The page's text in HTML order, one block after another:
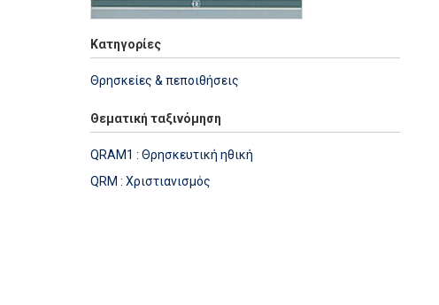
Κατηγορίες
Θρησκείες & πεποιθήσεις
Θεματική ταξινόμηση
QRAM1 : Θρησκευτική ηθική
QRM : Χριστιανισμός